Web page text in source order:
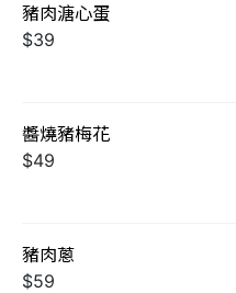
豬肉溏心蛋
$39
醬燒豬梅花
$49
豬肉蔥
$59